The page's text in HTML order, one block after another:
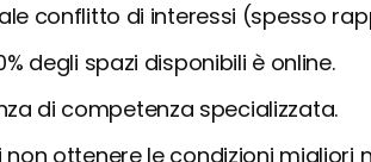
conflitto di interessi (spesso
degli spazi disponibili è online.
di competenza specializzata.
non ottenere le condizioni migliori